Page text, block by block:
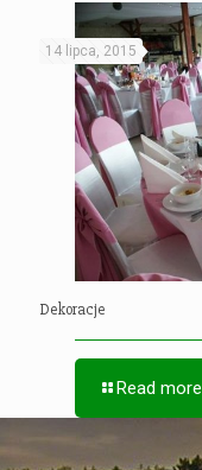
14 lipca, 2015
Dekoracje
Read more